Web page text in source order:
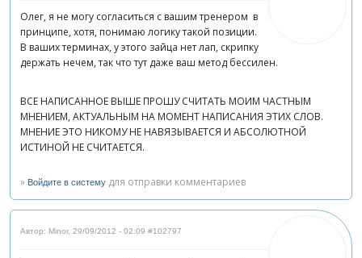
Олег, я не могу согласиться с вашим тренером в
принципе, хотя, понимаю логику такой позиции.
В ваших терминах, у этого зайца нет лап, скрипку
держать нечем, так что тут даже ваш метод бессилен.
ВСЕ НАПИСАННОЕ ВЫШЕ ПРОШУ СЧИТАТЬ МОИМ ЧАСТНЫМ
МНЕНИЕМ, АКТУАЛЬНЫМ НА МОМЕНТ НАПИСАНИЯ ЭТИХ СЛОВ.
МНЕНИЕ ЭТО НИКОМУ НЕ НАВЯЗЫВАЕТСЯ И АБСОЛЮТНОЙ
ИСТИНОЙ НЕ СЧИТАЕТСЯ.
» Войдите в систему для отправки комментариев
Автор: Minor, 29/09/2012 - 02:09 #102797